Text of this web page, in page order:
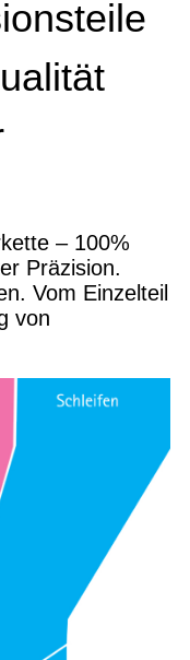
– 100%
Präzision.
Vom Einzelteil
von